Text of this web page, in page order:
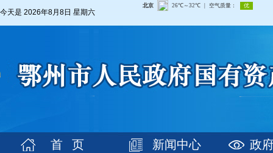
今天是 2026年8月8日 星期六
首 页 新闻中心 政